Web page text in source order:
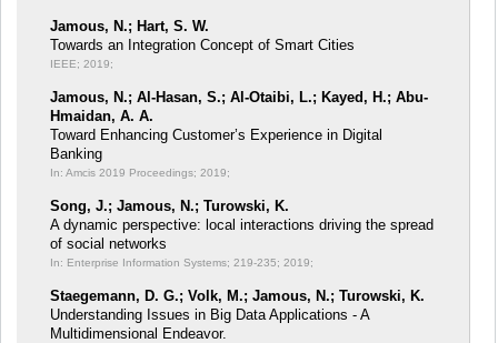
Jamous, N.; Hart, S. W.
Towards an Integration Concept of Smart Cities
IEEE; 2019;
Jamous, N.; Al-Hasan, S.; Al-Otaibi, L.; Kayed, H.; Abu-
Hmaidan, A. A.
Toward Enhancing Customer’s Experience in Digital
Banking
In: Amcis 2019 Proceedings; 2019;
Song, J.; Jamous, N.; Turowski, K.
A dynamic perspective: local interactions driving the spread
of social networks
In: Enterprise Information Systems; 219-235; 2019;
Staegemann, D. G.; Volk, M.; Jamous, N.; Turowski, K.
Understanding Issues in Big Data Applications - A
Multidimensional Endeavor.